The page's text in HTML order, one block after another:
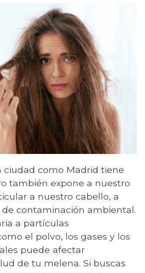
ciudad como Madrid tiene
también expone a nuestro
a nuestro cabello, a
de contaminación ambiental.
a partículas
el polvo, los gases y los
puede afectar
de tu melena. Si buscas